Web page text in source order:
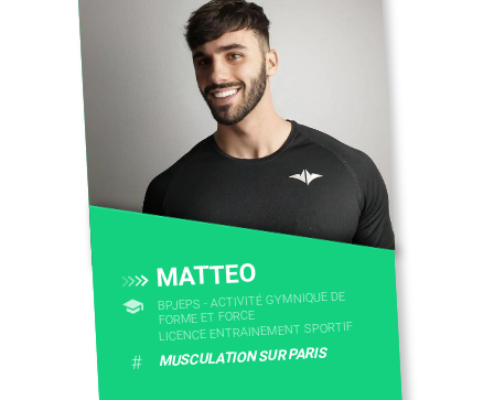
MATTEO
BPJEPS - ACTIVITÉ GYMNIQUE DE
FORME ET FORCE
LICENCE ENTRAINEMENT SPORTIF
# MUSCULATION SUR PARIS